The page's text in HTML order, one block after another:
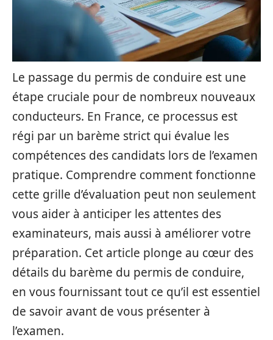
Le passage du permis de conduire est une
étape cruciale pour de nombreux nouveaux
conducteurs. En France, ce processus est
régi par un barème strict qui évalue les
compétences des candidats lors de l’examen
pratique. Comprendre comment fonctionne
cette grille d’évaluation peut non seulement
vous aider à anticiper les attentes des
examinateurs, mais aussi à améliorer votre
préparation. Cet article plonge au cœur des
détails du barème du permis de conduire,
en vous fournissant tout ce qu’il est essentiel
de savoir avant de vous présenter à
l’examen.